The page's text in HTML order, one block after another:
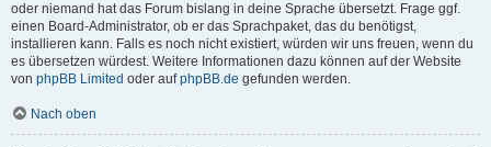
oder niemand hat das Forum bislang in deine Sprache übersetzt. Frage ggf.
einen Board-Administrator, ob er das Sprachpaket, das du benötigst,
installieren kann. Falls es noch nicht existiert, würden wir uns freuen, wenn du
es übersetzen würdest. Weitere Informationen dazu können auf der Website
von phpBB Limited oder aufphpBB.de gefunden werden.
Nach oben